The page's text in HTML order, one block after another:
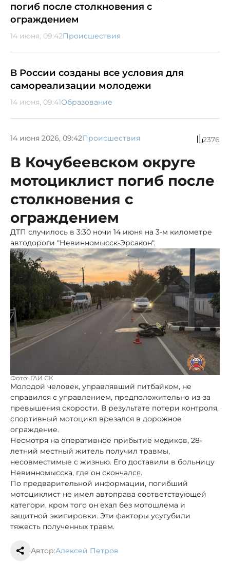
погиб после столкновения с
ограждением
14 июня, 09:42Происшествия
В России созданы все условия для
самореализации молодежи
14 июня, 09:41Образование
14 июня 2026, 09:42Происшествия 2376
В Кочубеевском округе
мотоциклист погиб после
столкновения с
ограждением
ДТП случилось в 3:30 ночи 14 июня на 3-м километре
автодороги "Невинномысск-Эрсакон".
Фото: ГАИ СК
Молодой человек, управлявший питбайком, не
справился с управлением, предположительно из-за
превышения скорости. В результате потери контроля,
спортивный мотоцикл врезался в дорожное
ограждение.
Несмотря на оперативное прибытие медиков, 28-
летний местный житель получил травмы,
несовместимые с жизнью. Его доставили в больницу
Невинномысска, где он скончался.
По предварительной информации, погибший
мотоциклист не имел автоправа соответствующей
категори, кром того он ехал без мотошлема и
защитной экипировки. Эти факторы усугубили
тяжесть полученных травм.
Автор:Алексей Петров